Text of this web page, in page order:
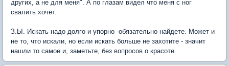
других, а не для меня". А по глазам видел что меня с ног
свалить хочет.
З.Ы. Искать надо долго и упорно -обязательно найдете. Может и
не то, что искали, но если искать больше не захотите - значит
нашли то самое и, заметьте, без вопросов о красоте.